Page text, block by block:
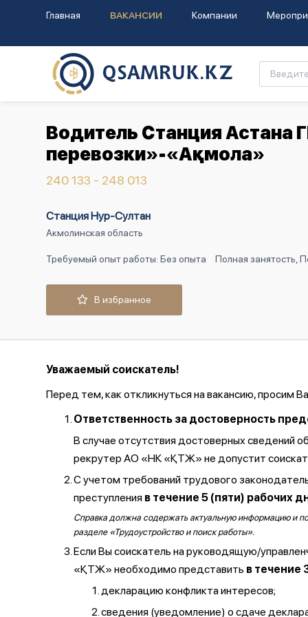
Главная ВАКАНСИИ Компании
Водитель Станция
перевозки»-«Ақмола»
240 133 - 248 013
Станция Нур-Султан
Акмолинская область
Требуемый опыт работы: Без опыта Полная занятость,
В избранное
Уважаемый соискатель!
Перед тем, как откликнуться на вакансию, просим
Ответственность за достоверность
В случае отсутствия достоверных сведений
рекрутер АО «НК «ҚТЖ» не допустит
С учетом требований трудового
преступления в течение 5 (пяти) рабочих
Справка должна содержать актуальную информацию и
разделе «Трудоустройство и поиск работы».
Если Вы соискатель на руководящую/
«ҚТЖ» необходимо представить в течение
декларацию конфликта интересов;
сведения (уведомление) о сдаче